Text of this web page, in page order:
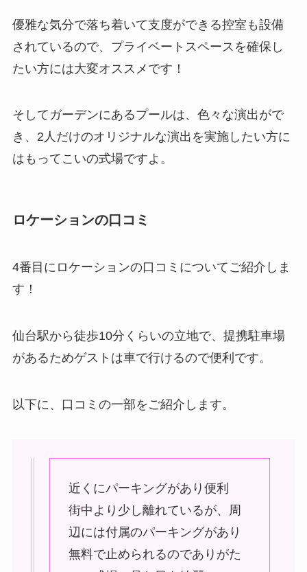
優雅な気分で落ち着いて支度ができる控室も設備
されているので、プライベートスペースを確保し
たい方には大変オススメです！
そしてガーデンにあるプールは、色々な演出がで
き、2人だけのオリジナルな演出を実施したい方に
はもってこいの式場ですよ。
ロケーションの口コミ
4番目にロケーションの口コミについてご紹介しま
す！
仙台駅から徒歩10分くらいの立地で、提携駐車場
があるためゲストは車で行けるので便利です。
以下に、口コミの一部をご紹介します。
近くにパーキングがあり便利
街中より少し離れているが、周
辺には付属のパーキングがあり
無料で止められるのでありがた